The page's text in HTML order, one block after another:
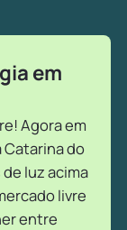
em
Agora em
Catarina do
luz acima
livre
entre